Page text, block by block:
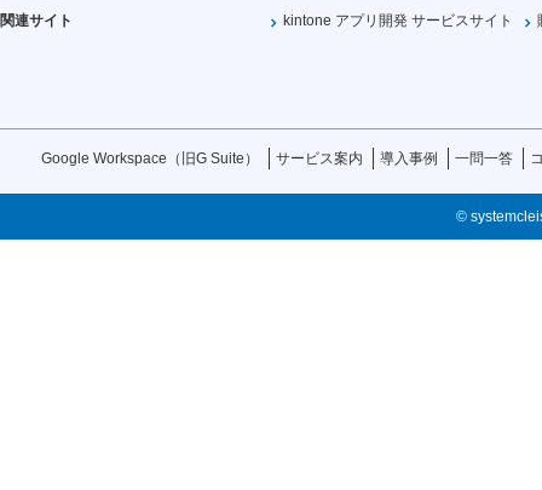
関連サイト kintone アプリ開発 サービスサイト
Google Workspace（旧G Suite） サービス案内 導入事例 一問一答
©